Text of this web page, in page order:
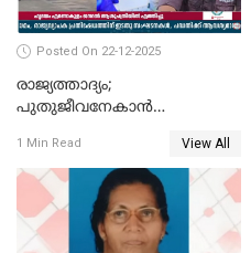
Posted On 22-12-2025
രാജ്യത്താദ്യം;
പുതുജീവനേകാൻ
എറണാകുളം സർക്കാർ
ജനറൽ
ആശുപത്രിയിലെത്തിച്ചു
1 Min Read View All